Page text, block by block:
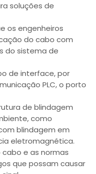
soluções de
os engenheiros
do cabo com
do sistema de
de interface, por
PLC, o porto
de blindagem
como
blindagem em
eletromagnética.
e as normas
que possam causar